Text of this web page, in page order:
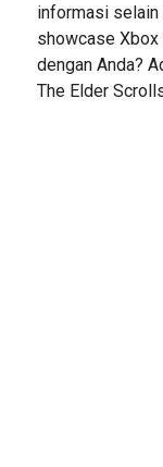
informasi
showcase Xbox
dengan Anda?
The Elder